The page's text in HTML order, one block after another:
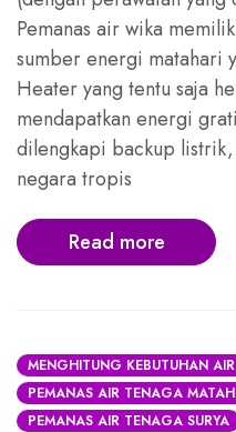
Pemanas air wika
sumber energi matahari
Heater yang tentu saja
mendapatkan energi
dilengkapi backup
negara tropis
Read more
MENGHITUNG KEBUTUHAN
PEMANAS AIR TENAGA
PEMANAS AIR TENAGA SURYA